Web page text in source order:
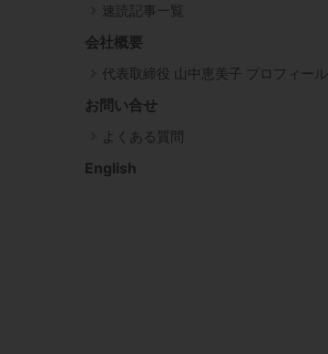
速読記事一覧
会社概要
代表取締役 山中恵美子 プロフィール
お問い合せ
よくある質問
English